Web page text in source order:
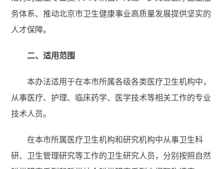
务体系、推动北京市卫生健康事业高质量发展提供坚实的
人才保障。
二、适用范围
本办法适用于在本市所属各级各类医疗卫生机构中，
从事医疗、护理、临床药学、医学技术等相关工作的专业
技术人员。
在本市所属医疗卫生机构和研究机构中从事卫生科
研、卫生管理研究等工作的卫生研究人员，分别按照自然